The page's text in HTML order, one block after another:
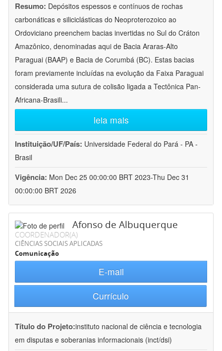
Resumo: Depósitos espessos e contínuos de rochas
carbonáticas e siliciclásticas do Neoproterozoico ao
Ordoviciano preenchem bacias invertidas no Sul do Cráton
Amazônico, denominadas aqui de Bacia Araras-Alto
Paraguai (BAAP) e Bacia de Corumbá (BC). Estas bacias
foram previamente incluídas na evolução da Faixa Paraguai
considerada uma sutura de colisão ligada a Tectônica Pan-
Africana-Brasili...
leia mais
Instituição/UF/País: Universidade Federal do Pará - PA -
Brasil
Vigência: Mon Dec 25 00:00:00 BRT 2023-Thu Dec 31
00:00:00 BRT 2026
Afonso de Albuquerque
COORDENADOR(A)
CIÊNCIAS SOCIAIS APLICADAS
Comunicação
E-mail
Currículo
Título do Projeto:instituto nacional de ciência e tecnologia
em disputas e soberanias informacionais (inct/dsi)